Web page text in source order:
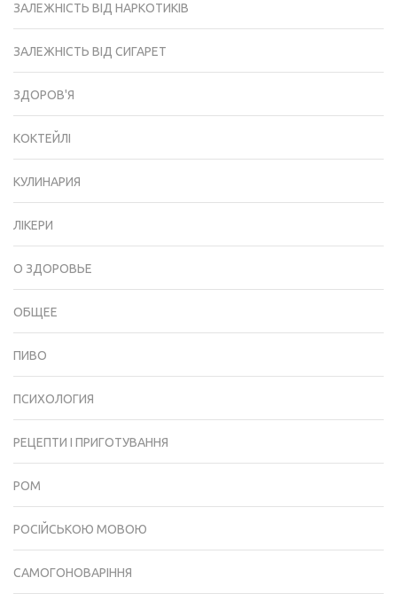
ЗАЛЕЖНІСТЬ ВІД НАРКОТИКІВ
ЗАЛЕЖНІСТЬ ВІД СИГАРЕТ
ЗДОРОВ'Я
КОКТЕЙЛІ
КУЛИНАРИЯ
ЛІКЕРИ
О ЗДОРОВЬЕ
ОБЩЕЕ
ПИВО
ПСИХОЛОГИЯ
РЕЦЕПТИ І ПРИГОТУВАННЯ
РОМ
РОСІЙСЬКОЮ МОВОЮ
САМОГОНОВАРІННЯ